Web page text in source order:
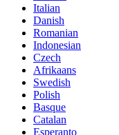
Italian
Danish
Romanian
Indonesian
Czech
Afrikaans
Swedish
Polish
Basque
Catalan
Esperanto